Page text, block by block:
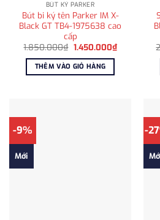
BÚT KÝ PARKER
Bút bi ký tên Parker IM X-
Black GT TB4-1975638 cao
cấp
1.850.000₫ Giá
là:
1.850.000₫.
1.450.000₫Giá
THÊM VÀO GIỎ HÀNG
-9%
Mới
-